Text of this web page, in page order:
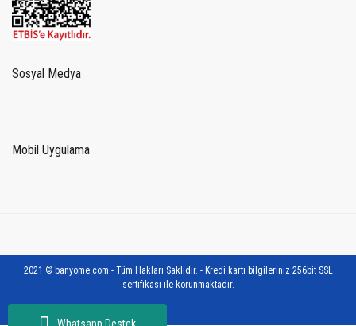
Whatsapp Destek
Sosyal Medya
Mobil Uygulama
2021 © banyome.com - Tüm Hakları Saklıdır. - Kredi kartı bilgileriniz 256bit SSL
sertifikası ile korunmaktadır.